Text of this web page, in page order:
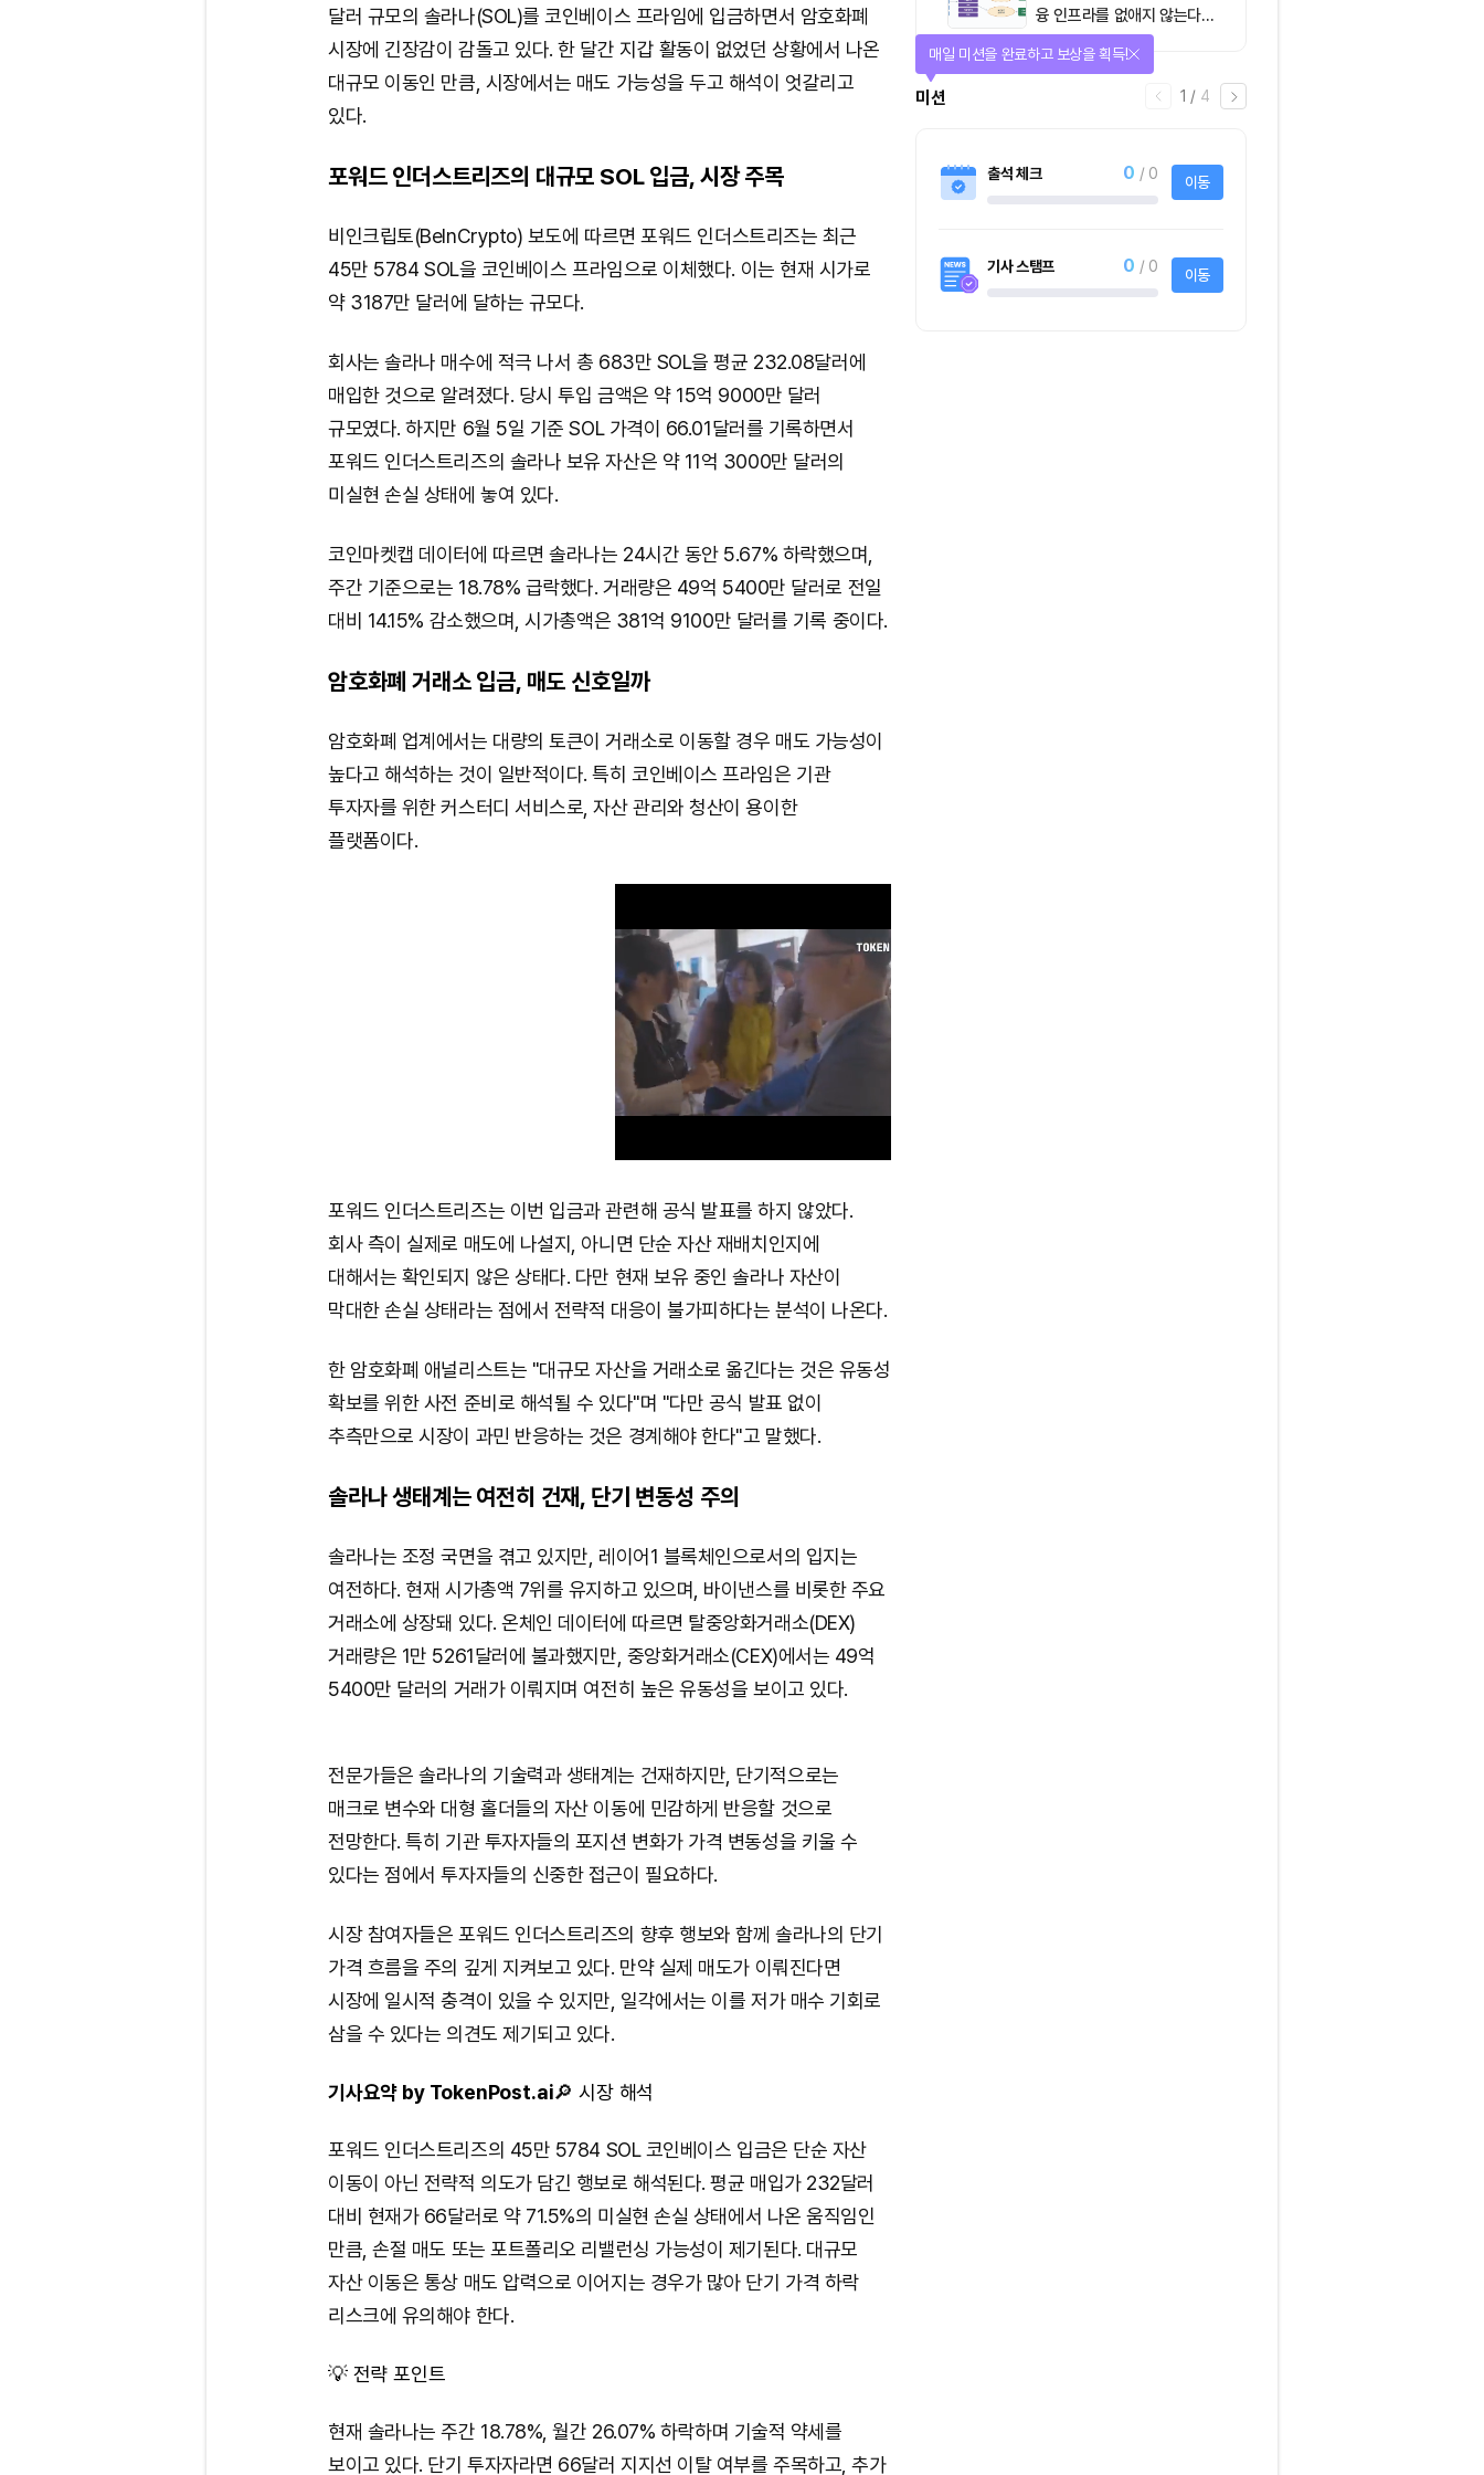
달러 규모의 솔라나(SOL)를 코인베이스 프라임에 입금하면서 암호화폐
시장에 긴장감이 감돌고 있다. 한 달간 지갑 활동이 없었던 상황에서 나온
대규모 이동인 만큼, 시장에서는 매도 가능성을 두고 해석이 엇갈리고
있다.
포워드 인더스트리즈의 대규모 SOL 입금, 시장 주목
비인크립토(BeInCrypto) 보도에 따르면 포워드 인더스트리즈는 최근
45만 5784 SOL을 코인베이스 프라임으로 이체했다. 이는 현재 시가로
약 3187만 달러에 달하는 규모다.
회사는 솔라나 매수에 적극 나서 총 683만 SOL을 평균 232.08달러에
매입한 것으로 알려졌다. 당시 투입 금액은 약 15억 9000만 달러
규모였다. 하지만 6월 5일 기준 SOL 가격이 66.01달러를 기록하면서
포워드 인더스트리즈의 솔라나 보유 자산은 약 11억 3000만 달러의
미실현 손실 상태에 놓여 있다.
코인마켓캡 데이터에 따르면 솔라나는 24시간 동안 5.67% 하락했으며,
주간 기준으로는 18.78% 급락했다. 거래량은 49억 5400만 달러로 전일
대비 14.15% 감소했으며, 시가총액은 381억 9100만 달러를 기록 중이다.
암호화폐 거래소 입금, 매도 신호일까
암호화폐 업계에서는 대량의 토큰이 거래소로 이동할 경우 매도 가능성이
높다고 해석하는 것이 일반적이다. 특히 코인베이스 프라임은 기관
투자자를 위한 커스터디 서비스로, 자산 관리와 청산이 용이한
플랫폼이다.
t
포워드 인더스트리즈는 이번 입금과 관련해 공식 발표를 하지 않았다.
회사 측이 실제로 매도에 나설지, 아니면 단순 자산 재배치인지에
대해서는 확인되지 않은 상태다. 다만 현재 보유 중인 솔라나 자산이
막대한 손실 상태라는 점에서 전략적 대응이 불가피하다는 분석이 나온다.
한 암호화폐 애널리스트는 "대규모 자산을 거래소로 옮긴다는 것은 유동성
확보를 위한 사전 준비로 해석될 수 있다"며 "다만 공식 발표 없이
추측만으로 시장이 과민 반응하는 것은 경계해야 한다"고 말했다.
솔라나 생태계는 여전히 건재, 단기 변동성 주의
솔라나는 조정 국면을 겪고 있지만, 레이어1 블록체인으로서의 입지는
여전하다. 현재 시가총액 7위를 유지하고 있으며, 바이낸스를 비롯한 주요
거래소에 상장돼 있다. 온체인 데이터에 따르면 탈중앙화거래소(DEX)
거래량은 1만 5261달러에 불과했지만, 중앙화거래소(CEX)에서는 49억
5400만 달러의 거래가 이뤄지며 여전히 높은 유동성을 보이고 있다.
전문가들은 솔라나의 기술력과 생태계는 건재하지만, 단기적으로는
매크로 변수와 대형 홀더들의 자산 이동에 민감하게 반응할 것으로
전망한다. 특히 기관 투자자들의 포지션 변화가 가격 변동성을 키울 수
있다는 점에서 투자자들의 신중한 접근이 필요하다.
시장 참여자들은 포워드 인더스트리즈의 향후 행보와 함께 솔라나의 단기
가격 흐름을 주의 깊게 지켜보고 있다. 만약 실제 매도가 이뤄진다면
시장에 일시적 충격이 있을 수 있지만, 일각에서는 이를 저가 매수 기회로
삼을 수 있다는 의견도 제기되고 있다.
기사요약 by TokenPost.ai🔎 시장 해석
포워드 인더스트리즈의 45만 5784 SOL 코인베이스 입금은 단순 자산
이동이 아닌 전략적 의도가 담긴 행보로 해석된다. 평균 매입가 232달러
대비 현재가 66달러로 약 71.5%의 미실현 손실 상태에서 나온 움직임인
만큼, 손절 매도 또는 포트폴리오 리밸런싱 가능성이 제기된다. 대규모
자산 이동은 통상 매도 압력으로 이어지는 경우가 많아 단기 가격 하락
리스크에 유의해야 한다.
💡 전략 포인트
현재 솔라나는 주간 18.78%, 월간 26.07% 하락하며 기술적 약세를
보이고 있다. 단기 투자자라면 66달러 지지선 이탈 여부를 주목하고, 추가
융 인프라를 없애지 않는다…
‘하이브리드 FMI’로 재편할
1 / 4
미션
매일 미션을 완료하고 보상을 획득!
출석 체크 0 / 0 이동
기사 스탬프 0 / 0 이동